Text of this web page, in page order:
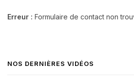
Erreur : Formulaire de contact non
NOS DERNIÈRES VIDÉOS